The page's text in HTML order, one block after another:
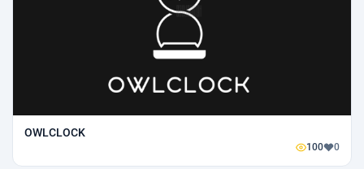
OWLCLOCK
100 0